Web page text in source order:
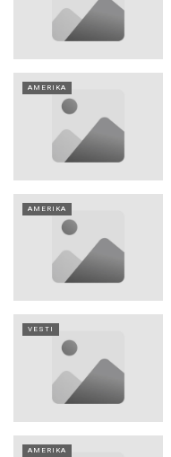
AMERIKA
AMERIKA
VESTI
AMERIKA